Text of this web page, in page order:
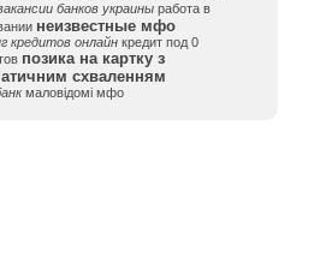
банков украины работа в
неизвестные мфо
кредитов онлайн кредит под 0
позика на картку з
схваленням
маловідомі мфо